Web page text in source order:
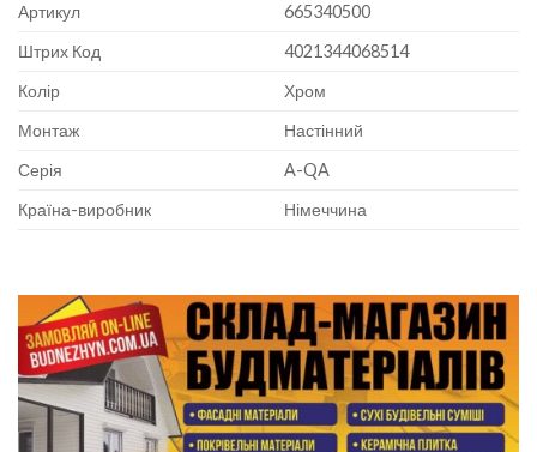
Артикул
665340500
Штрих Код
4021344068514
Колір
Хром
Монтаж
Настінний
Серія
A-QA
Країна-виробник
Німеччина